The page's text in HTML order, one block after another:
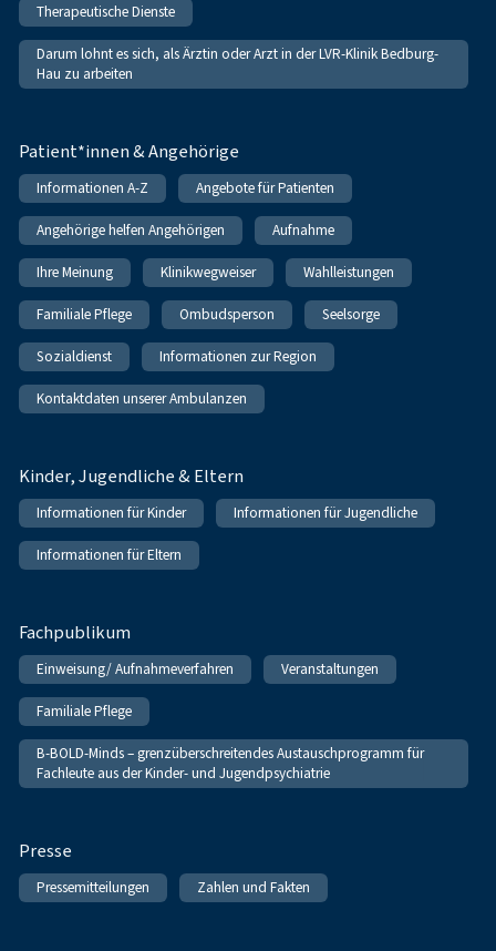
Therapeutische Dienste
Darum lohnt es sich, als Ärztin oder Arzt in der LVR-Klinik Bedburg-
Hau zu arbeiten
Patient*innen & Angehörige
Informationen A-Z Angebote für Patienten
Angehörige helfen Angehörigen Aufnahme
Ihre Meinung Klinikwegweiser Wahlleistungen
Familiale Pflege Ombudsperson Seelsorge
Sozialdienst Informationen zur Region
Kontaktdaten unserer Ambulanzen
Kinder, Jugendliche & Eltern
Informationen für Kinder Informationen für Jugendliche
Informationen für Eltern
Fachpublikum
Einweisung/ Aufnahmeverfahren Veranstaltungen
Familiale Pflege
B-BOLD-Minds – grenzüberschreitendes Austauschprogramm für
Fachleute aus der Kinder- und Jugendpsychiatrie
Presse
Pressemitteilungen Zahlen und Fakten